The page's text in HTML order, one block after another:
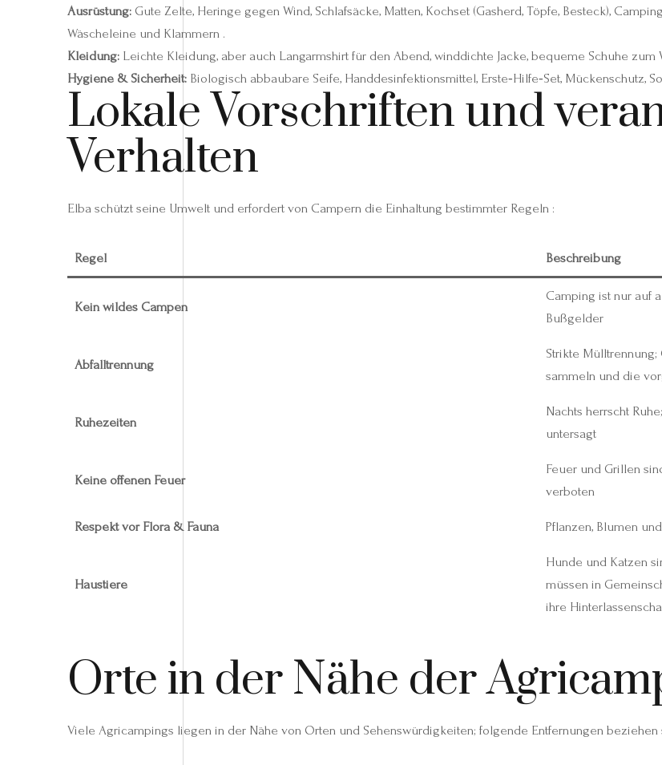
Ausrüstung: Gute Zelte, Heringe gegen Wind, Schlafsäcke, Matten, Kochset (Gasherd, Töpfe, Besteck),
Wäscheleine und Klammern .
Kleidung: Leichte Kleidung, aber auch Langarmshirt für den Abend, winddichte Jacke, bequeme Schuhe
Hygiene & Sicherheit: Biologisch abbaubare Seife, Handdesinfektionsmittel, Erste‑Hilfe‑Set, Mückenschutz,
Lokale Vorschriften und
Verhalten
Elba schützt seine Umwelt und erfordert von Campern die Einhaltung bestimmter Regeln :
Regel Beschreibung
Kein wildes Campen
Camping ist nur auf
Bußgelder
Abfalltrennung
Strikte Mülltrennung;
sammeln und die
Ruhezeiten
Nachts herrscht
untersagt
Keine offenen Feuer
Feuer und Grillen
verboten
Respekt vor Flora & Fauna Pflanzen, Blumen
Haustiere
Hunde und Katzen
müssen in
ihre
Orte in der Nähe der
Viele Agricampings liegen in der Nähe von Orten und Sehenswürdigkeiten; folgende Entfernungen beziehen